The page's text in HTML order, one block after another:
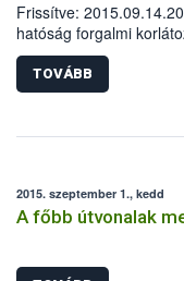
Frissítve:
hatóság forgalmi
lovastanyán lévő ló
intézkedések
TOVÁBB
2015. szeptember 1., kedd
A főbb útvonalak